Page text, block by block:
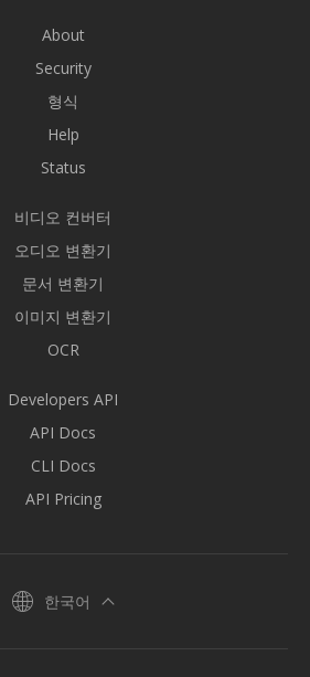
About
Security
형식
Help
Status
비디오 컨버터
오디오 변환기
문서 변환기
이미지 변환기
OCR
Developers API
API Docs
CLI Docs
API Pricing
한국어